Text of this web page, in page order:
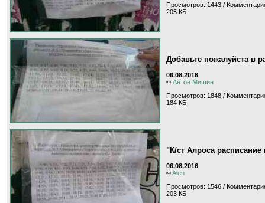
Просмотров: 1443 /
205 КБ
Добавьте пожалуйста в
06.08.2016
© Антон Мишин
Просмотров: 1848 /
184 КБ
"К/ст Алроса
06.08.2016
©Alen
Просмотров: 1546 /
203 КБ